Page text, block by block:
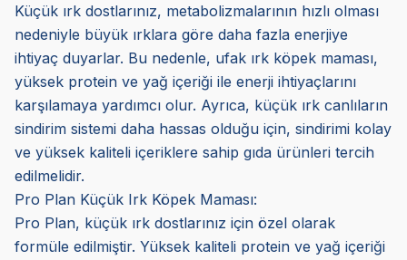
Küçük ırk dostlarınız, metabolizmalarının hızlı olması
nedeniyle büyük ırklara göre daha fazla enerjiye
ihtiyaç duyarlar. Bu nedenle, ufak ırk köpek maması,
yüksek protein ve yağ içeriği ile enerji ihtiyaçlarını
karşılamaya yardımcı olur. Ayrıca, küçük ırk canlıların
sindirim sistemi daha hassas olduğu için, sindirimi kolay
ve yüksek kaliteli içeriklere sahip gıda ürünleri tercih
edilmelidir.
Pro Plan Küçük Irk Köpek Maması:
Pro Plan, küçük ırk dostlarınız için özel olarak
formüle edilmiştir. Yüksek kaliteli protein ve yağ içeriği